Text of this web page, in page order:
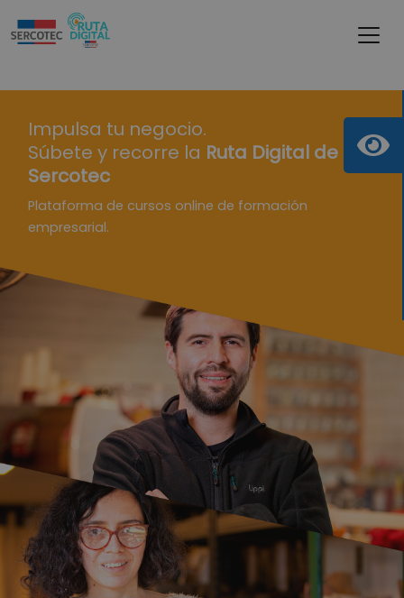
Impulsa tu negocio.
Súbete y recorre la Ruta Digital de
Sercotec
Plataforma de cursos online de formación
empresarial.